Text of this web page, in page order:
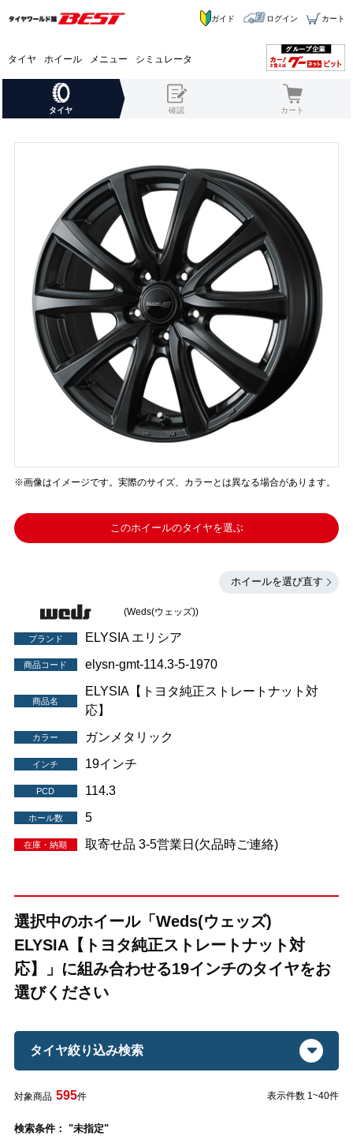
タイヤ ホイール メニュー シミュレータ
ガイド ログイン カート
タイヤ 確認 カート
※画像はイメージです。実際のサイズ、カラーとは異なる場合があります。
このホイールのタイヤを選ぶ
ホイールを選び直す
(Weds(ウェッズ))
ブランド ELYSIA エリシア
商品コード elysn-gmt-114.3-5-1970
商品名
ELYSIA【トヨタ純正ストレートナット対
応】
カラー ガンメタリック
インチ 19インチ
PCD 114.3
ホール数 5
在庫・納期 取寄せ品 3-5営業日(欠品時ご連絡)
選択中のホイール「Weds(ウェッズ)
ELYSIA【トヨタ純正ストレートナット対
応】」に組み合わせる19インチのタイヤをお
選びください
タイヤ絞り込み検索
対象商品 595件 表示件数 1~40件
検索条件： "未指定"